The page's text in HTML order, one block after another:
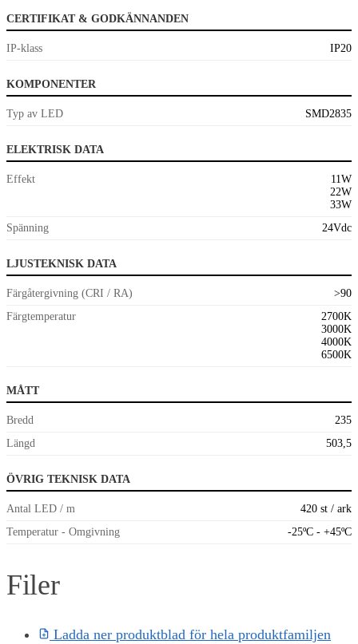
CERTIFIKAT & GODKÄNNANDEN
IP-klass IP20
KOMPONENTER
Typ av LED SMD2835
ELEKTRISK DATA
Effekt
11W
22W
33W
Spänning
24Vdc
LJUSTEKNISK DATA
Färgåtergivning (CRI / RA)
>90
Färgtemperatur
2700K
3000K
4000K
6500K
MÅTT
Bredd
235
Längd
503,5
ÖVRIG TEKNISK DATA
Antal LED / m
420 st / ark
Temperatur - Omgivning
-25ºC - +45ºC
Filer
Ladda ner produktblad för hela produktfamiljen